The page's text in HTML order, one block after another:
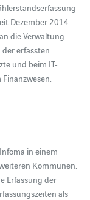
Dezember 2014
die Verwaltung
erfassten
und beim IT-
in einem
Kommunen.
Erfassung der
als